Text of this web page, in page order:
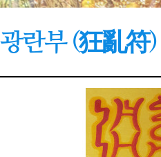
광란부 (狂亂符)